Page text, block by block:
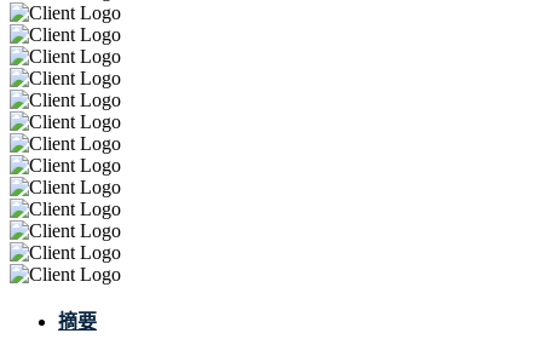
摘要